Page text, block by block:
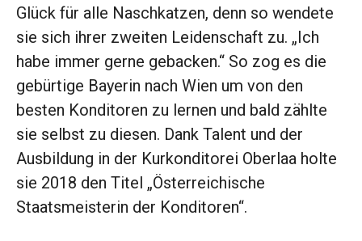
Glück für alle Naschkatzen, denn so wendete
sie sich ihrer zweiten Leidenschaft zu. „Ich
habe immer gerne gebacken.“ So zog es die
gebürtige Bayerin nach Wien um von den
besten Konditoren zu lernen und bald zählte
sie selbst zu diesen. Dank Talent und der
Ausbildung in der Kurkonditorei Oberlaa holte
sie 2018 den Titel „Österreichische
Staatsmeisterin der Konditoren“.